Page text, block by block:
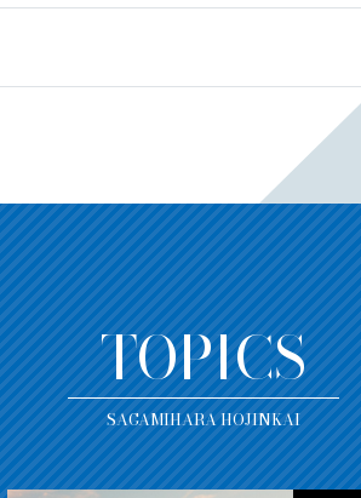
TOPICS
SAGAMIHARA HOJINKAI